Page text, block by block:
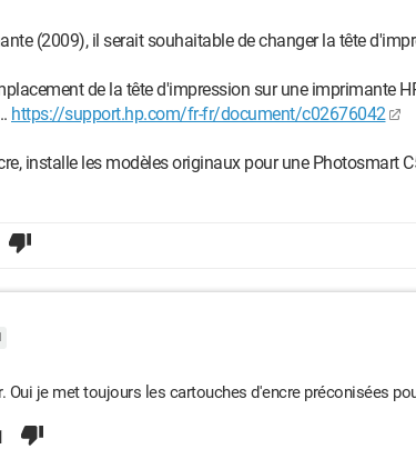
(2009), il serait souhaitable de changer la tête
de la tête d'impression sur une imprimante
https://support.hp.com/fr-fr/document/c02676042
installe les modèles originaux pour une Photosmart
Oui je met toujours les cartouches d'encre préconisées